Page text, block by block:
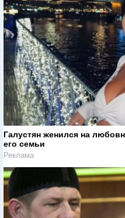
Галустян женился на
его семьи
Реклама